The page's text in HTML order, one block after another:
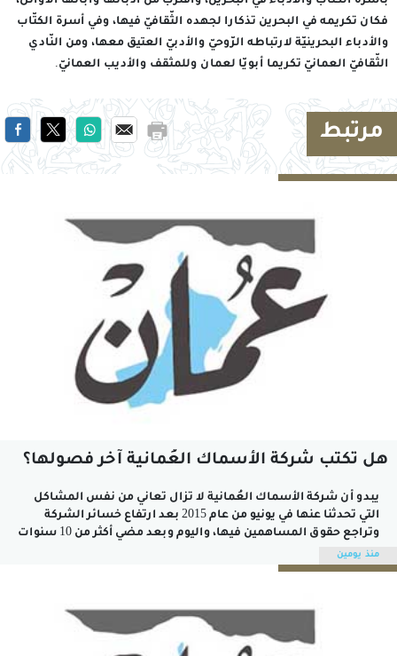
فكان تكريمه في البحرين تذكارا لجهده الثّقافيّ فيها، وفي أسرة الكتّاب
والأدباء البحرينيّة لارتباطه الرّوحيّ والأدبيّ العتيق معها، ومن النّادي
الثّقافيّ العمانيّ تكريما أبويّا لعمان وللمثقف والأديب العمانيّ.
مرتبط
هل تكتب شركة الأسماك العُمانية آخر فصولها؟
يبدو أن شركة الأسماك العُمانية لا تزال تعاني من نفس المشاكل
التي تحدثنا عنها في يونيو من عام 2015 بعد ارتفاع خسائر الشركة
وتراجع حقوق المساهمين فيها، واليوم وبعد مضي أكثر من 10 سنوات
لا تزال الشركة تواجه نفس المشاكل وإن تغيرت قليلا على الرغم من
تغير مجالس الإدارة والإدارات...
منذ يومين